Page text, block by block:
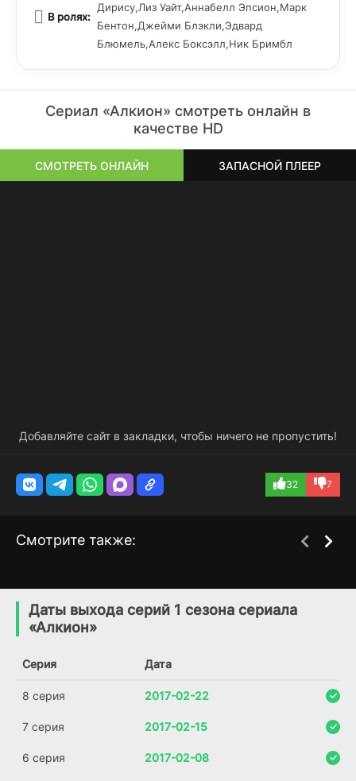
В ролях:
Дирису,Лиз Уайт,Аннабелл Эпсион,Марк
Бентон,Джейми Блэкли,Эдвард
Блюмель,Алекс Боксэлл,Ник Бримбл
Сериал «Алкион» смотреть онлайн в
качестве HD
СМОТРЕТЬ ОНЛАЙН ЗАПАСНОЙ ПЛЕЕР
Добавляйте сайт в закладки, чтобы ничего не пропустить!
32 7
Смотрите также:
Даты выхода серий 1 сезона сериала
«Алкион»
Серия Дата
8 серия 2017-02-22
7 серия 2017-02-15
6 серия 2017-02-08